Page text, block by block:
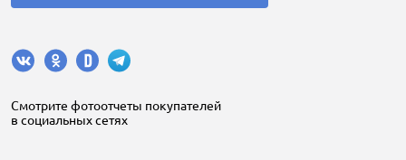
Cмотрите фотоотчеты покупателей
в социальных сетях